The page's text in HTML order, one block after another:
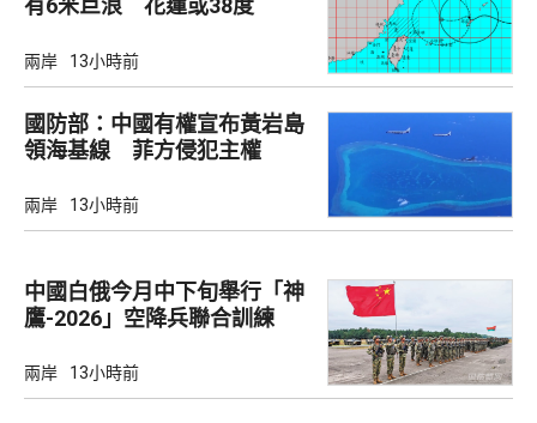
有6米巨浪 花蓮或38度
兩岸 13小時前
國防部：中國有權宣布黃岩島
領海基線 菲方侵犯主權
兩岸 13小時前
中國白俄今月中下旬舉行「神
鷹-2026」空降兵聯合訓練
兩岸 13小時前